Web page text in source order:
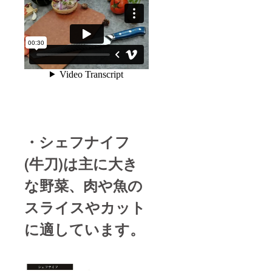
・シェフナイフ
(牛刀)は主に大き
な野菜、肉や魚の
スライスやカット
に適しています。